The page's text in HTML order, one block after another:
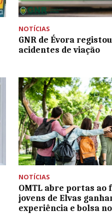
NOTÍCIAS
GNR de Évora
acidentes de viação
NOTÍCIAS
OMTL abre portas ao
jovens de Elvas
experiência e bolsa